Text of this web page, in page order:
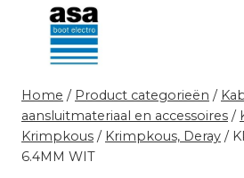
Doorgaan
inhoud
Home / Product categorieën /
aansluitmateriaal en accessoires /
Krimpkous / Krimpkous, Deray /
6.4MM WIT